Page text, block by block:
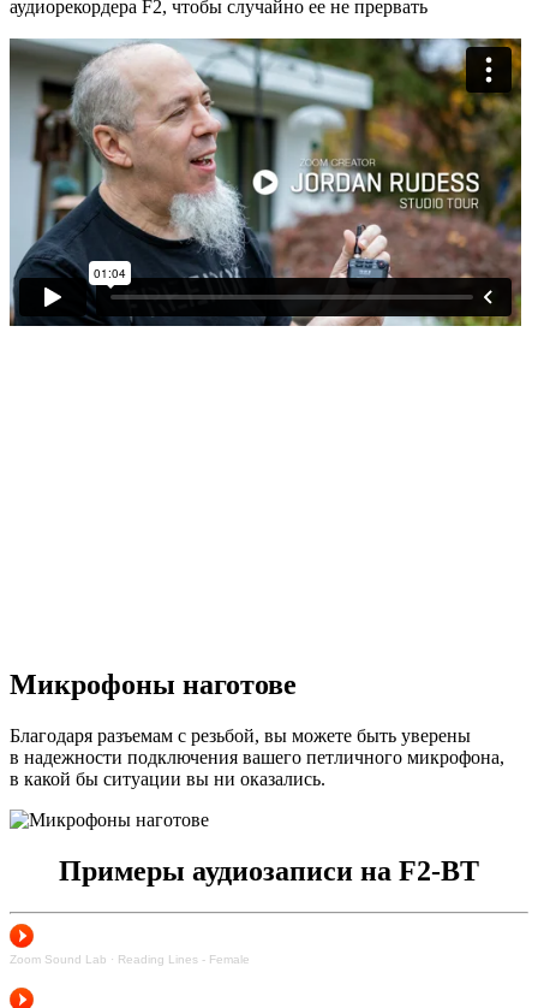
Микрофоны наготове
Благодаря разъемам с резьбой, вы можете быть уверены
в надежности подключения вашего петличного микрофона,
в какой бы ситуации вы ни оказались.
Примеры аудиозаписи на F2-BT
Zoom Sound Lab · Reading Lines - Female